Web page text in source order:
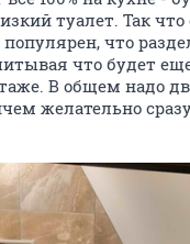
туалет. Так
что
что будет
В общем надо
желательно